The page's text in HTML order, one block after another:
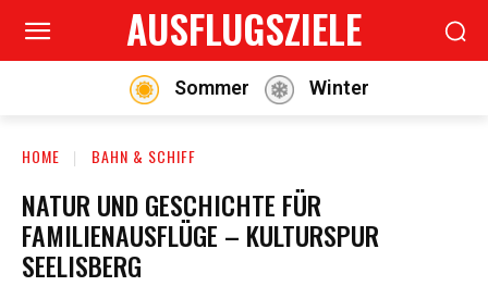
AUSFLUGSZIELE
Sommer Winter
HOME BAHN & SCHIFF
NATUR UND GESCHICHTE FÜR
FAMILIENAUSFLÜGE – KULTURSPUR
SEELISBERG